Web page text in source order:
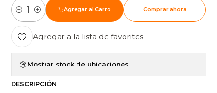
Cantidad
Agregar al Carro Comprar ahora
Agregar a la lista de favoritos
Mostrar stock de ubicaciones
DESCRIPCIÓN